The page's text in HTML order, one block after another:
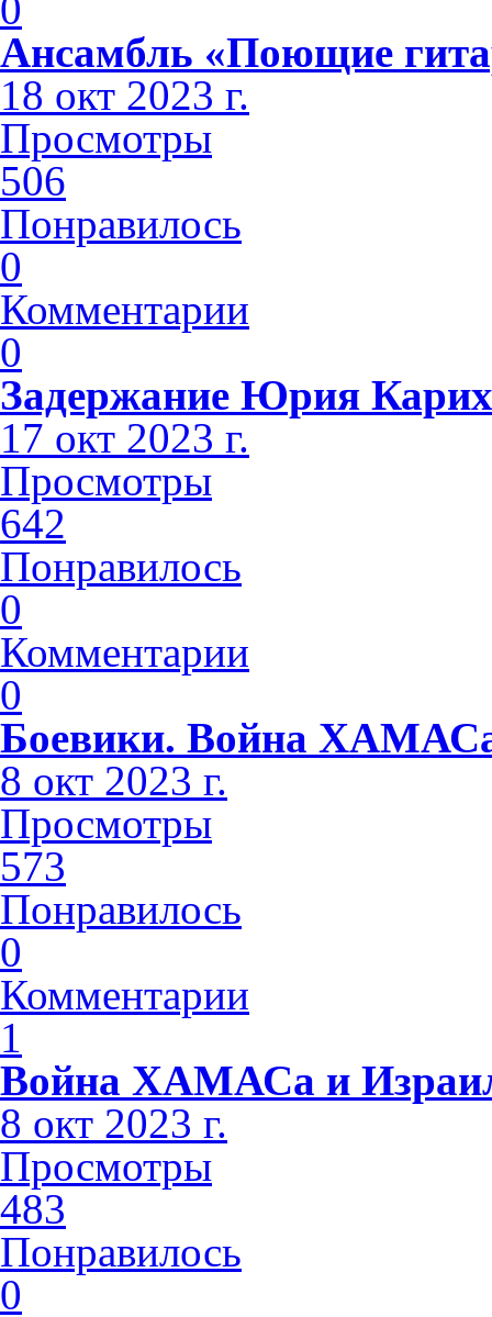
Ансамбль «Поющие
18 окт 2023 г.
Просмотры
506
Понравилось
0
Комментарии
0
Задержание Юрия Карих
17 окт 2023 г.
Просмотры
642
Понравилось
0
Комментарии
0
Боевики. Война
8 окт 2023 г.
Просмотры
573
Понравилось
0
Комментарии
1
Война ХАМАСа и
8 окт 2023 г.
Просмотры
483
Понравилось
0